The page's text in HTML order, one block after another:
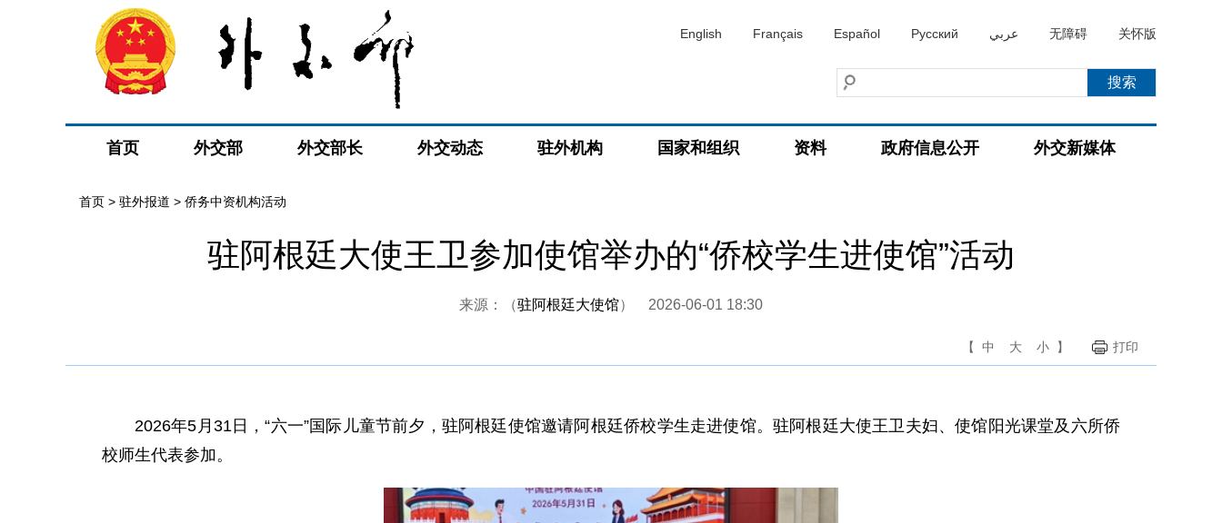
English Français Español Русский عربي 无障碍 关怀版
首页 外交部 外交部长 外交动态 驻外机构 国家和组织 资料 政府信息公开 外交新媒体
首页 > 驻外报道 > 侨务中资机构活动
驻阿根廷大使王卫参加使馆举办的“侨校学生进使馆”活动
来源：（驻阿根廷大使馆） 2026-06-01 18:30
【 中 大 小 】 打印
2026年5月31日，“六一”国际儿童节前夕，驻阿根廷使馆邀请阿根廷侨校学生走进使馆。驻阿根廷大使王卫夫妇、使馆阳光课堂及六所侨
校师生代表参加。